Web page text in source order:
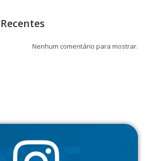
Nenhum comentário para mostrar.